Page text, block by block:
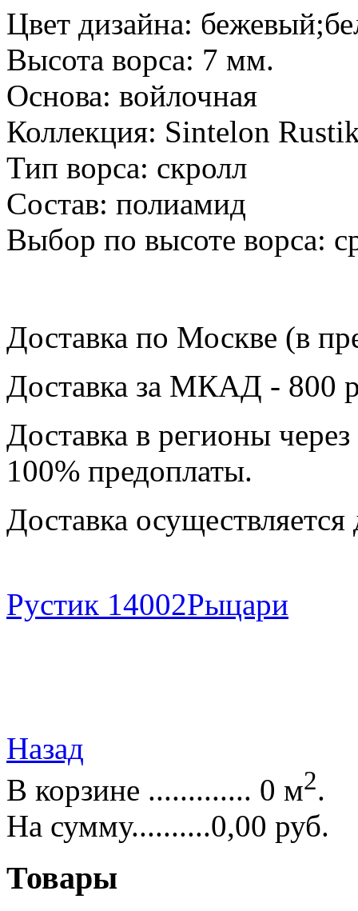
Цвет дизайна:
Высота ворса: 7 мм.
Основа: войлочная
Коллекция: Sintelon
Тип ворса: скролл
Состав: полиамид
Выбор по высоте ворса:
Доставка по Москве (в
Доставка за МКАД - 800
Доставка в регионы
100% предоплаты.
Доставка осуществляется
Рустик 14002Рыцари
Назад
В корзине ............. 0 м2.
На сумму..........0,00 руб.
Товары